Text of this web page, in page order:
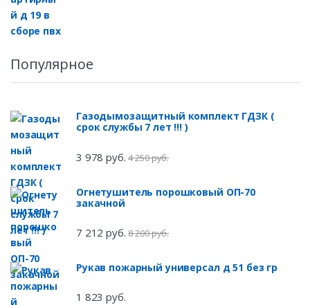
Популярное
Газодымозащитный комплект ГДЗК (
срок службы 7 лет !!! )
3 978 руб. 4 250 руб.
Огнетушитель порошковый ОП-70
закачной
7 212 руб. 8 200 руб.
Рукав пожарный универсал д 51 без гр
1 823 руб.